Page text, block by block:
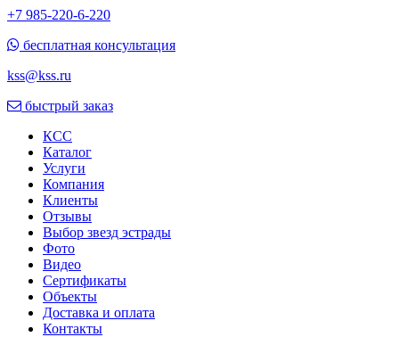
+7 985-220-6-220
бесплатная консультация
kss@kss.ru
быстрый заказ
КСС
Каталог
Услуги
Компания
Клиенты
Oтзывы
Выбор звезд эстрады
Фото
Видео
Сертификаты
Объекты
Доставка и оплата
Контакты